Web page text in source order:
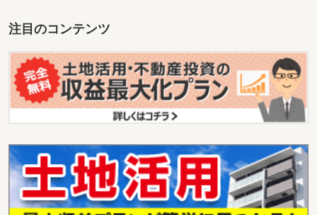
注目のコンテンツ